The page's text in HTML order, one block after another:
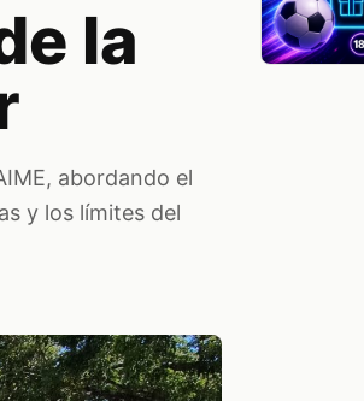
la
abordando el
y los límites del